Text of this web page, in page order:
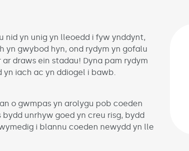
nid yn unig yn lleoedd i fyw ynddynt,
yn gwybod hyn, ond rydym yn gofalu
draws ein stadau! Dyna pam rydym
yn iach ac yn ddiogel i bawb.
o gwmpas yn arolygu pob coeden
unrhyw goed yn creu risg, bydd
i blannu coeden newydd yn lle